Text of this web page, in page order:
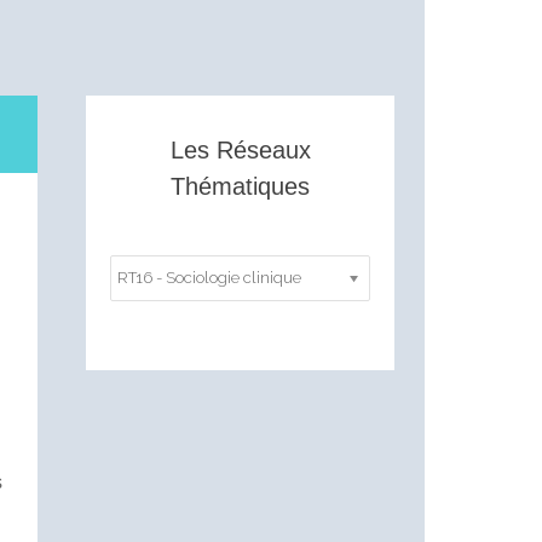
Les Réseaux
Thématiques
RT16 - Sociologie clinique